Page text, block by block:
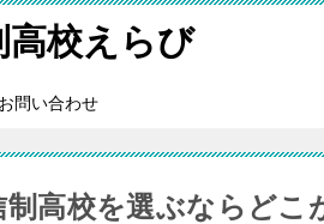
校えらび
お問い合わせ
制高校を選ぶならど